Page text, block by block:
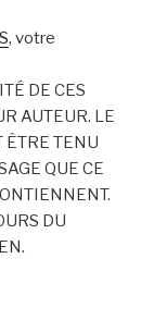
, votre
DE CES
AUTEUR. LE
TENU
QUE CE
DU